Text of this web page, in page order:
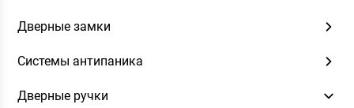
Дверные замки
Системы антипаника
Дверные ручки